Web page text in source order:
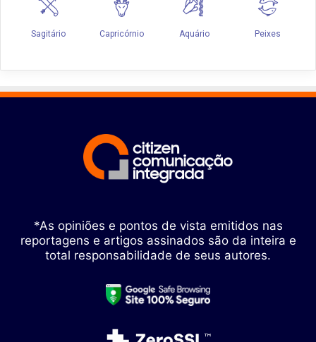
*As opiniões e pontos de vista emitidos nas
reportagens e artigos assinados são da inteira e
total responsabilidade de seus autores.